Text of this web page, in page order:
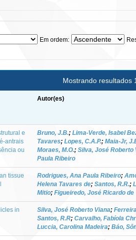
Em ordem:
Mostrando resultados
Autor(es)
e
antrais
ou
Bruno, J.B.; Lima-Verde, Isabel
Tavares; Lopes, C.A.P.; Maia-Jr,
Moraes, M.O.; Silva, José Roberto
Paula Ribeiro
tissue
Rodrigues, Ana Paula Ribeiro;
Helena Tavares de; Santos, R.R.;
Mitio; Figueiredo, José Ricardo de
in
Silva, José Roberto Viana;
Santos, R.R; Carvalho, Fabíola
Luccia, Carolina Madeira; Báo,